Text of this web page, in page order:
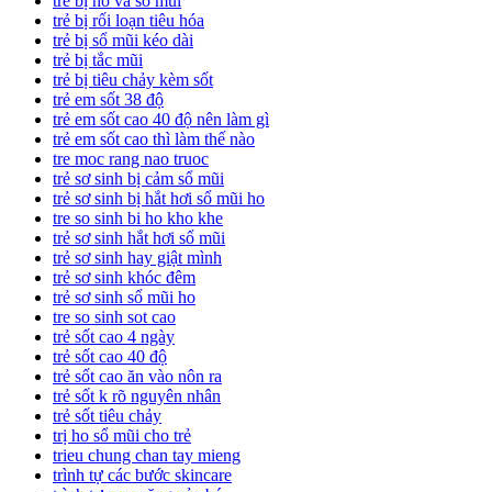
trẻ bị rối loạn tiêu hóa
trẻ bị sổ mũi kéo dài
trẻ bị tắc mũi
trẻ bị tiêu chảy kèm sốt
trẻ em sốt 38 độ
trẻ em sốt cao 40 độ nên làm gì
trẻ em sốt cao thì làm thế nào
tre moc rang nao truoc
trẻ sơ sinh bị cảm sổ mũi
trẻ sơ sinh bị hắt hơi sổ mũi ho
tre so sinh bi ho kho khe
trẻ sơ sinh hắt hơi sổ mũi
trẻ sơ sinh hay giật mình
trẻ sơ sinh khóc đêm
trẻ sơ sinh sổ mũi ho
tre so sinh sot cao
trẻ sốt cao 4 ngày
trẻ sốt cao 40 độ
trẻ sốt cao ăn vào nôn ra
trẻ sốt k rõ nguyên nhân
trẻ sốt tiêu chảy
trị ho sổ mũi cho trẻ
trieu chung chan tay mieng
trình tự các bước skincare